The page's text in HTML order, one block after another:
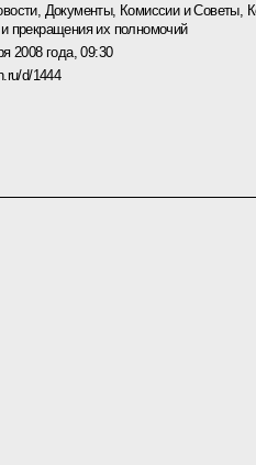
, Документы, Комиссии и Советы,
прекращения их полномочий
2008 года, 09:30
d/1444